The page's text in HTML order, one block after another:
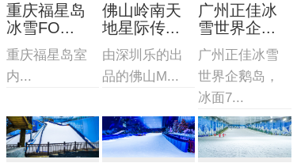
重庆福星岛
冰雪FO...
重庆福星岛室
内...
佛山岭南天
地星际传...
由深圳乐的出
品的佛山M...
广州正佳冰
雪世界企...
广州正佳冰雪
世界企鹅岛，
冰面7...